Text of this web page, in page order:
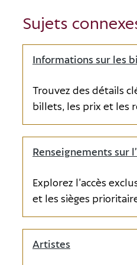
Commanditaire
principal
Opens in
Bienfaiteur de
la musique en
direct
Opens in
Sujets
Informations sur les
Trouvez des détails
billets, les prix et les
Renseignements sur
Explorez l’accès
et les sièges
Artistes